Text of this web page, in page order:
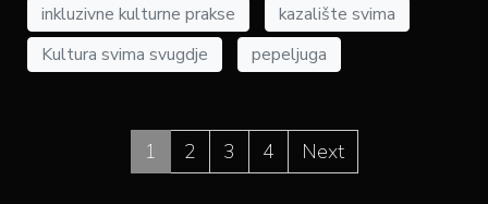
inkluzivne kulturne prakse
kazalište svima
Kultura svima svugdje
pepeljuga
1 2 3 4 Next